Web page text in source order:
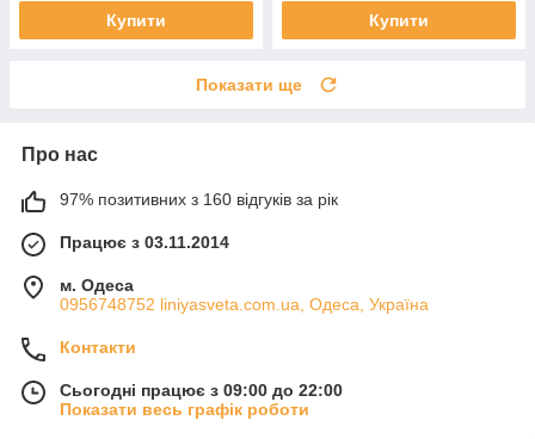
Купити Купити
Показати ще
Про нас
97% позитивних з 160 відгуків за рік
Працює з 03.11.2014
м. Одеса
0956748752 liniyasveta.com.ua, Одеса, Україна
Контакти
Сьогодні працює з 09:00 до 22:00
Показати весь графік роботи